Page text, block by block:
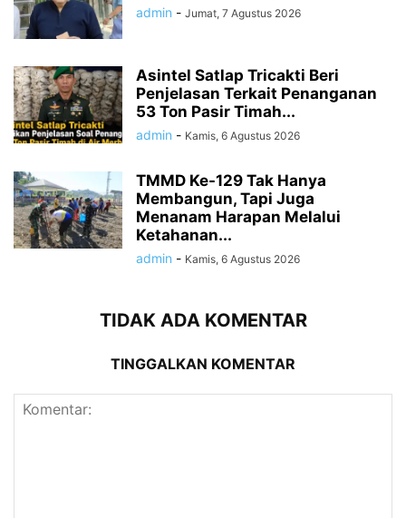
admin - Jumat, 7 Agustus 2026
Asintel Satlap Tricakti Beri
Penjelasan Terkait Penanganan
53 Ton Pasir Timah...
admin - Kamis, 6 Agustus 2026
TMMD Ke-129 Tak Hanya
Membangun, Tapi Juga
Menanam Harapan Melalui
Ketahanan...
admin - Kamis, 6 Agustus 2026
TIDAK ADA KOMENTAR
TINGGALKAN KOMENTAR